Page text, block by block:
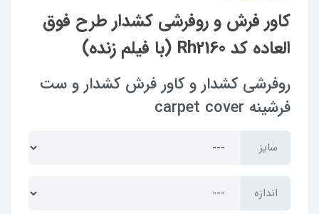
کاور فرش و روفرشی کشدار‌ طرح فوق
العاده کد Rh2160 (با فیلم زنده)
روفرشی کشدار و کاور فرش کشدار و ست
فرشینه carpet cover
سایز
اندازه